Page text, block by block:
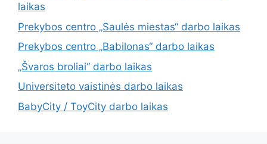
laikas
Prekybos centro „Saulės miestas“ darbo laikas
Prekybos centro „Babilonas“ darbo laikas
„Švaros broliai“ darbo laikas
Universiteto vaistinės darbo laikas
BabyCity / ToyCity darbo laikas